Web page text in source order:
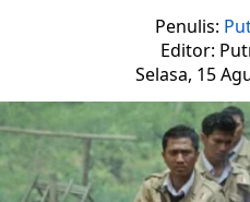
Penulis:
Editor:
Selasa, 15